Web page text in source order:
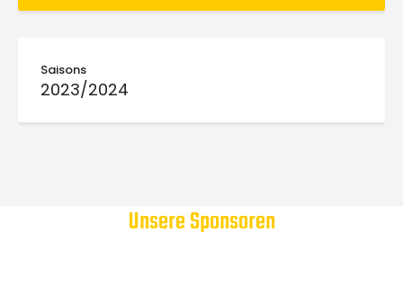
Saisons
2023/2024
Unsere Sponsoren